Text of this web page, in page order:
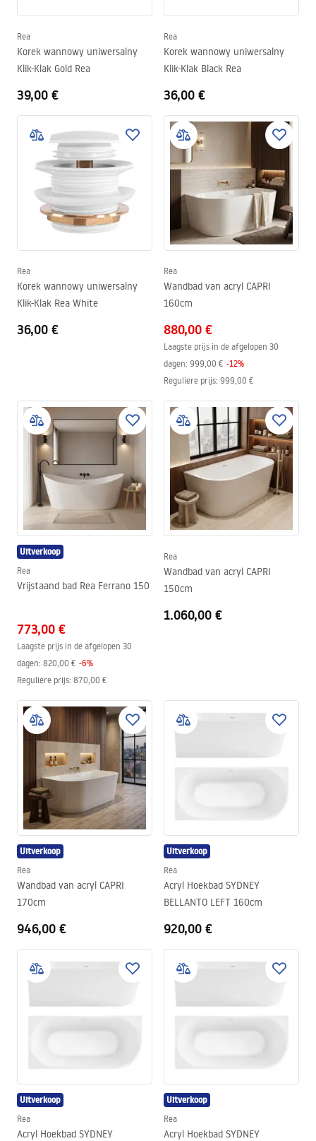
Rea
Korek wannowy uniwersalny
Klik-Klak Gold Rea
39,00 €
Rea
Korek wannowy uniwersalny
Klik-Klak Black Rea
36,00 €
Rea
Korek wannowy uniwersalny
Klik-Klak Rea White
36,00 €
Rea
Wandbad van acryl CAPRI
160cm
880,00 €
Laagste prijs in de afgelopen 30
dagen: 999,00 € -12%
Reguliere prijs: 999,00 €
Uitverkoop
Rea
Vrijstaand bad Rea Ferrano 150
773,00 €
Laagste prijs in de afgelopen 30
dagen: 820,00 € -6%
Reguliere prijs: 870,00 €
Rea
Wandbad van acryl CAPRI
150cm
1.060,00 €
Uitverkoop
Rea
Wandbad van acryl CAPRI
170cm
946,00 €
Uitverkoop
Rea
Acryl Hoekbad SYDNEY
BELLANTO LEFT 160cm
920,00 €
Uitverkoop
Rea
Acryl Hoekbad SYDNEY
Uitverkoop
Rea
Acryl Hoekbad SYDNEY